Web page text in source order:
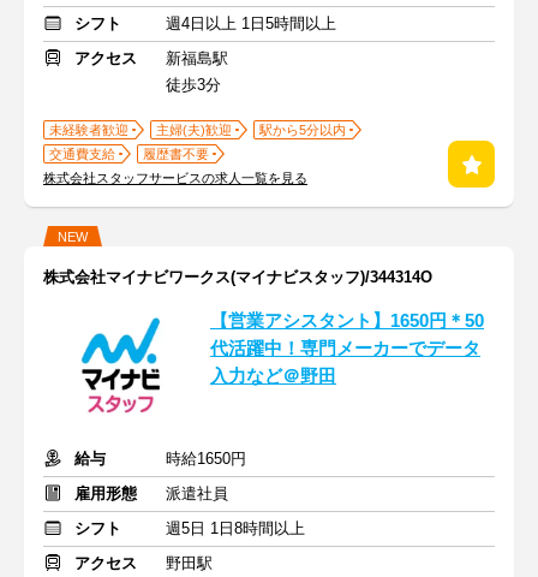
シフト
週4日以上 1日5時間以上
アクセス
新福島駅
徒歩3分
未経験者歓迎 主婦(夫)歓迎
駅から5分以内
交通費支給
履歴書不要
株式会社スタッフサービスの求人一覧を見る
NEW
株式会社マイナビワークス(マイナビスタッフ)/344314O
【営業アシスタント】1650円＊50
代活躍中！専門メーカーでデータ
入力など＠野田
給与
時給1650円
雇用形態
派遣社員
シフト
週5日 1日8時間以上
アクセス
野田駅